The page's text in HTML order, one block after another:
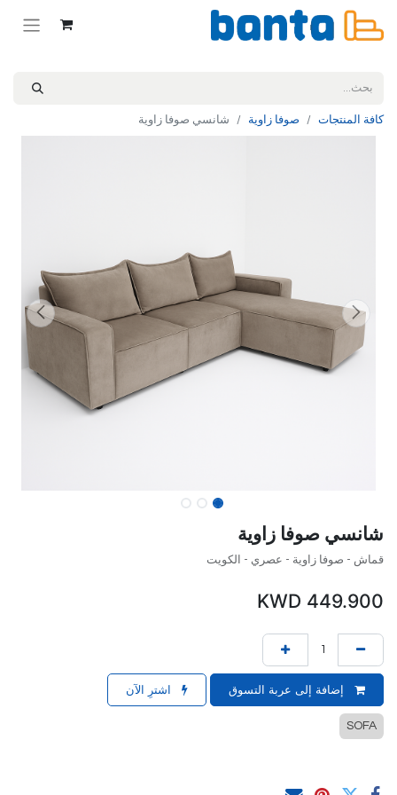
كافة المنتجات صوفا زاوية شانسي صوفا زاوية
شانسي صوفا زاوية
قماش - صوفا زاوية - عصري - الكويت
449.900
إضافة إلى عربة التسوق اشترِ الآن
SOFA